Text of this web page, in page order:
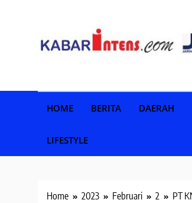
HOME BERITA DAERAH
LIFESTYLE
Home 2023 Februari 2 PT